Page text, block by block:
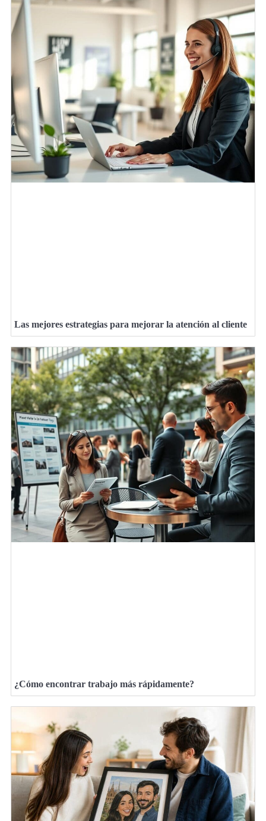
Las mejores estrategias para mejorar la atención al cliente
¿Cómo encontrar trabajo más rápidamente?